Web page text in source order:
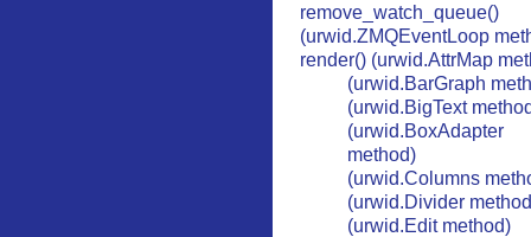
remove_watch_queue()
(urwid.ZMQEventLoop
render() (urwid.AttrMap
(urwid.BarGraph
(urwid.BigText
(urwid.BoxAdapter
method)
(urwid.Columns
(urwid.Divider
(urwid.Edit method)